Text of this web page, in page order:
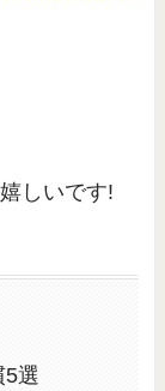
しいです!
5選